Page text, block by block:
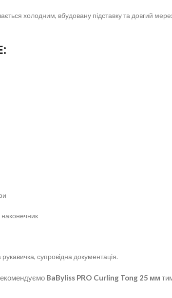
холодним, вбудовану підставку та довгий
супровідна документація.
BaByliss PRO Curling Tong 25 мм